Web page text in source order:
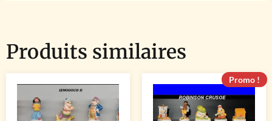
Produits similaires
Promo !